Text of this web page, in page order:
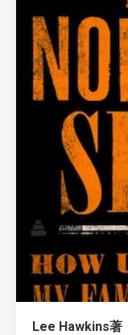
Lee Hawkins著